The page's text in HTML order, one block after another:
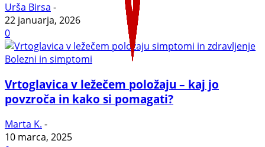
Urša Birsa -
22 januarja, 2026
0
Bolezni in simptomi
Vrtoglavica v ležečem položaju – kaj jo
povzroča in kako si pomagati?
Marta K. -
10 marca, 2025